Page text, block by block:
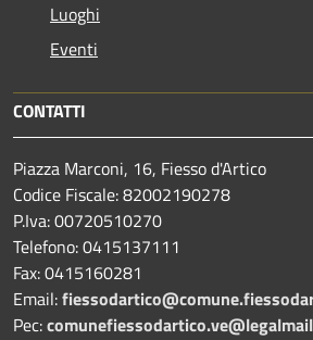
Luoghi
Eventi
CONTATTI
Piazza Marconi, 16, Fiesso d'Artico
Codice Fiscale: 82002190278
P.Iva: 00720510270
Telefono:0415137111
Fax:0415160281
Email:
Pec: